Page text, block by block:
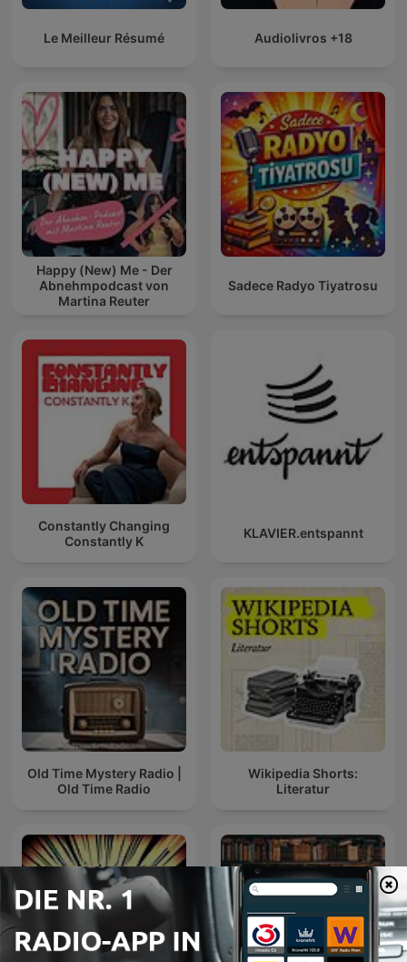
Le Meilleur Résumé Audiolivros +18
Happy (New) Me - Der
Abnehmpodcast von
Martina Reuter
Sadece Radyo Tiyatrosu
Constantly Changing
Constantly K
KLAVIER.entspannt
Old Time Mystery Radio |
Old Time Radio
Wikipedia Shorts:
Literatur